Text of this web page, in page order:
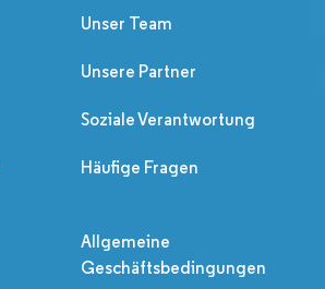
Unser Team
Unsere Partner
Soziale Verantwortung
Häufige Fragen
Allgemeine
Geschäftsbedingungen